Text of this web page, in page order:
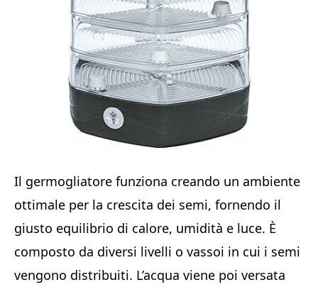
Il germogliatore funziona creando un ambiente
ottimale per la crescita dei semi, fornendo il
giusto equilibrio di calore, umidità e luce. È
composto da diversi livelli o vassoi in cui i semi
vengono distribuiti. L’acqua viene poi versata